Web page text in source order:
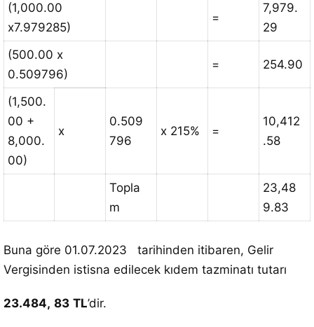
(1,000.00
x7.979285)
=
7,979.
29
(500.00 x
0.509796)
= 254.90
(1,500.
00 +
8,000.
00)
x
0.509
796
x 215% =
10,412
.58
Topla
m
23,48
9.83
Buna göre 01.07.2023 tarihinden itibaren, Gelir
Vergisinden istisna edilecek kıdem tazminatı tutarı
23.484, 83 TL’dir.